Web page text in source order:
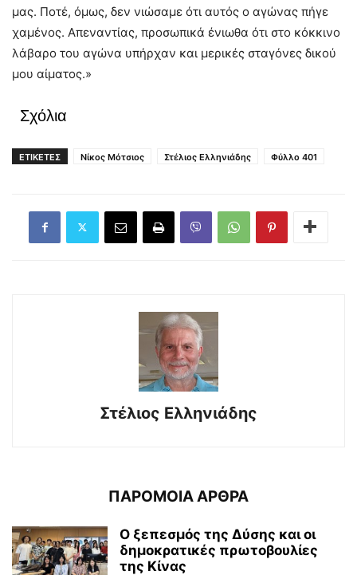
μας. Ποτέ, όμως, δεν νιώσαμε ότι αυτός ο αγώνας πήγε
χαμένος. Απεναντίας, προσωπικά ένιωθα ότι στο κόκκινο
λάβαρο του αγώνα υπήρχαν και μερικές σταγόνες δικού
μου αίματος.»
Σχόλια
ΕΤΙΚΕΤΕΣ Νίκος Μότσιος Στέλιος Ελληνιάδης Φύλλο 401
Στέλιος Ελληνιάδης
ΠΑΡΟΜΟΙΑ ΑΡΘΡΑ
Ο ξεπεσμός της Δύσης και οι
δημοκρατικές πρωτοβουλίες
της Κίνας